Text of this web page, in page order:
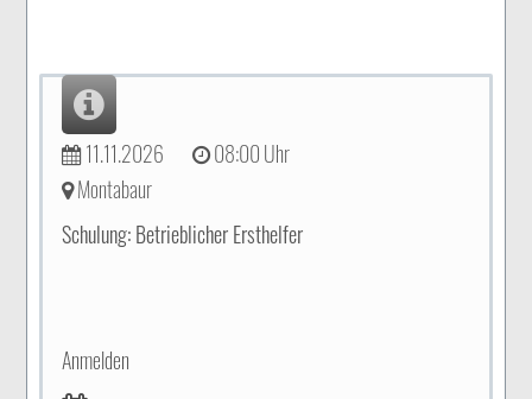
11.11.2026 08:00 Uhr
Montabaur
Schulung: Betrieblicher Ersthelfer
Anmelden